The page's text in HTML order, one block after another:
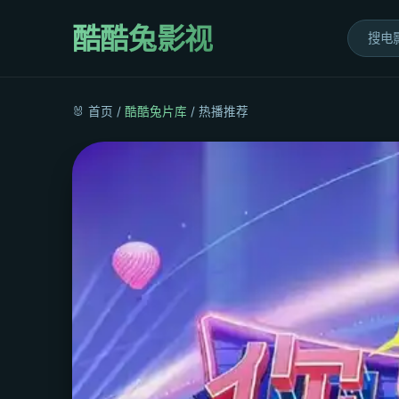
酷酷兔影视
🐰 首页 / 酷酷兔片库 / 热播推荐